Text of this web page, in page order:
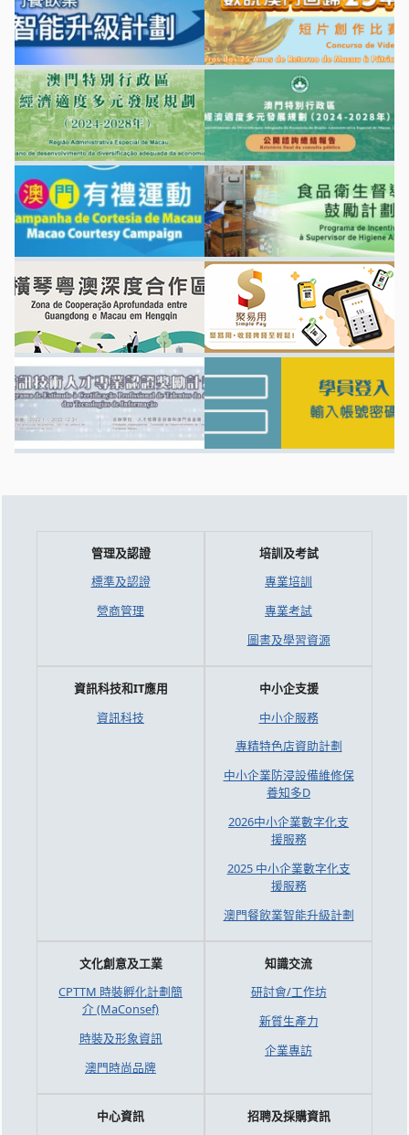
管理及認證
標準及認證
營商管理
培訓及考試
專業培訓
專業考試
圖書及學習資源
資訊科技和IT應用
資訊科技
中小企支援
中小企服務
專精特色店資助計劃
中小企業防浸設備維修保
養知多D
2026中小企業數字化支
援服務
2025 中小企業數字化支
援服務
澳門餐飲業智能升級計劃
文化創意及工業
CPTTM 時裝孵化計劃簡
介 (MaConsef)
時裝及形象資訊
澳門時尚品牌
知識交流
研討會/工作坊
新質生產力
企業專訪
中心資訊 招聘及採購資訊